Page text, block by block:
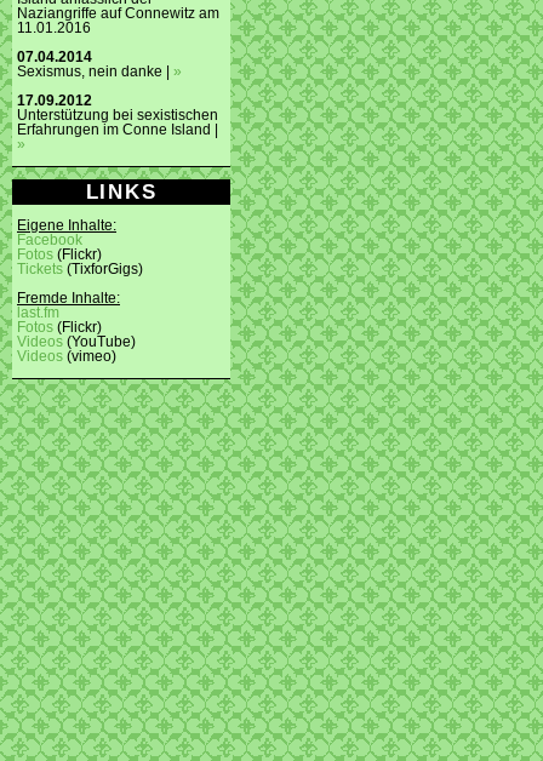
Naziangriffe auf Connewitz am
11.01.2016
07.04.2014
Sexismus, nein danke | »
17.09.2012
Unterstützung bei sexistischen
Erfahrungen im Conne Island |
»
LINKS
Eigene Inhalte:
Facebook
Fotos (Flickr)
Tickets (TixforGigs)
Fremde Inhalte:
last.fm
Fotos (Flickr)
Videos (YouTube)
Videos (vimeo)